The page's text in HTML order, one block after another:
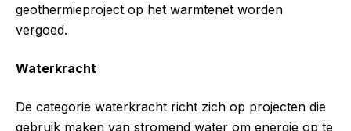
geothermieproject op het warmtenet worden
vergoed.
Waterkracht
De categorie waterkracht richt zich op projecten die
gebruik maken van stromend water om energie op te